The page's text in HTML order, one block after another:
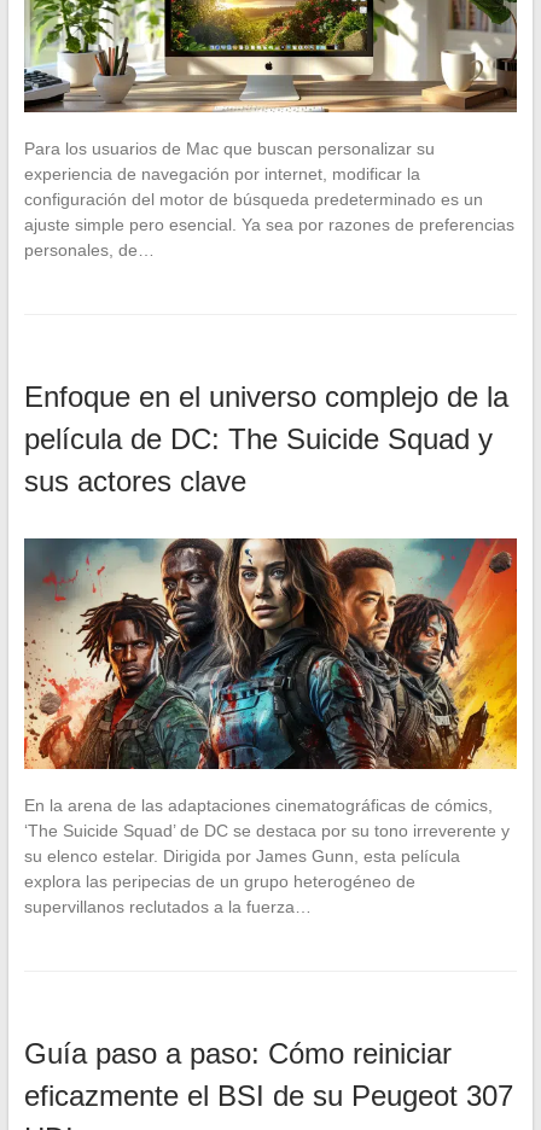
Para los usuarios de Mac que buscan personalizar su
experiencia de navegación por internet, modificar la
configuración del motor de búsqueda predeterminado es un
ajuste simple pero esencial. Ya sea por razones de preferencias
personales, de…
Enfoque en el universo complejo de la
película de DC: The Suicide Squad y
sus actores clave
En la arena de las adaptaciones cinematográficas de cómics,
‘The Suicide Squad’ de DC se destaca por su tono irreverente y
su elenco estelar. Dirigida por James Gunn, esta película
explora las peripecias de un grupo heterogéneo de
supervillanos reclutados a la fuerza…
Guía paso a paso: Cómo reiniciar
eficazmente el BSI de su Peugeot 307